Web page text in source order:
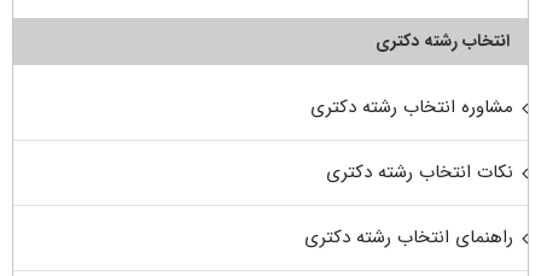
انتخاب رشته دکتری
مشاوره انتخاب رشته دکتری
نکات انتخاب رشته دکتری
راهنمای انتخاب رشته دکتری